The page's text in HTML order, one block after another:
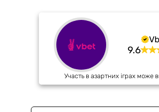
9.6
Участь в азартних іграх може